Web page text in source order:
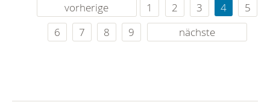
vorherige 1 2 3 4
5
6
7 8 9 nächste